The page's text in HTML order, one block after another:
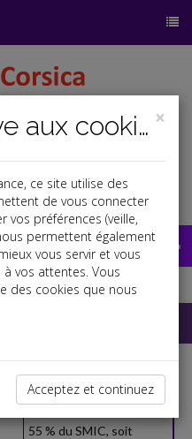
a
au 1erjuin 2026
Autre
55 % du SMIC, soit
×
Politique relative aux cookies
ce site utilise des
de vous connecter
vos préférences (veille,
permettent également
vous servir et vous
vos attentes. Vous
des cookies que nous
Acceptez et continuez